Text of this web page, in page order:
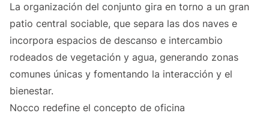
La organización del conjunto gira en torno a un gran
patio central sociable, que separa las dos naves e
incorpora espacios de descanso e intercambio
rodeados de vegetación y agua, generando zonas
comunes únicas y fomentando la interacción y el
bienestar.
Nocco redefine el concepto de oficina